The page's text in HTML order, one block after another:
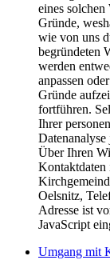
eines
Gründe,
wie von uns
begründeten
werden
anpassen
Gründe
fortführen.
Ihrer
Über Ihren
Kontaktdaten
Oelsnitz,
Adresse ist
JavaScript
Umgang mit